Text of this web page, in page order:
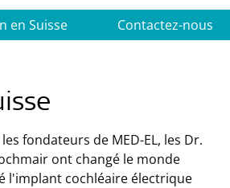
en Suisse Contactez-nous
fondateurs de MED-EL, les Dr.
ont changé le monde
l'implant cochléaire électrique